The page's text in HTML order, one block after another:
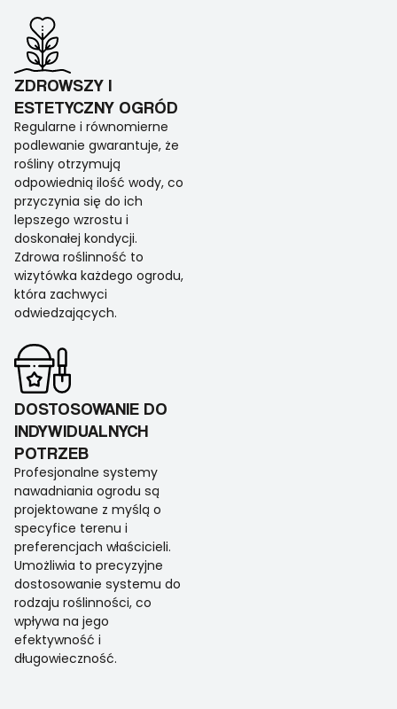
ZDROWSZY I
ESTETYCZNY OGRÓD
Regularne i równomierne
podlewanie gwarantuje, że
rośliny otrzymują
odpowiednią ilość wody, co
przyczynia się do ich
lepszego wzrostu i
doskonałej kondycji.
Zdrowa roślinność to
wizytówka każdego ogrodu,
która zachwyci
odwiedzających.
DOSTOSOWANIE DO
INDYWIDUALNYCH
POTRZEB
Profesjonalne systemy
nawadniania ogrodu są
projektowane z myślą o
specyfice terenu i
preferencjach właścicieli.
Umożliwia to precyzyjne
dostosowanie systemu do
rodzaju roślinności, co
wpływa na jego
efektywność i
długowieczność.